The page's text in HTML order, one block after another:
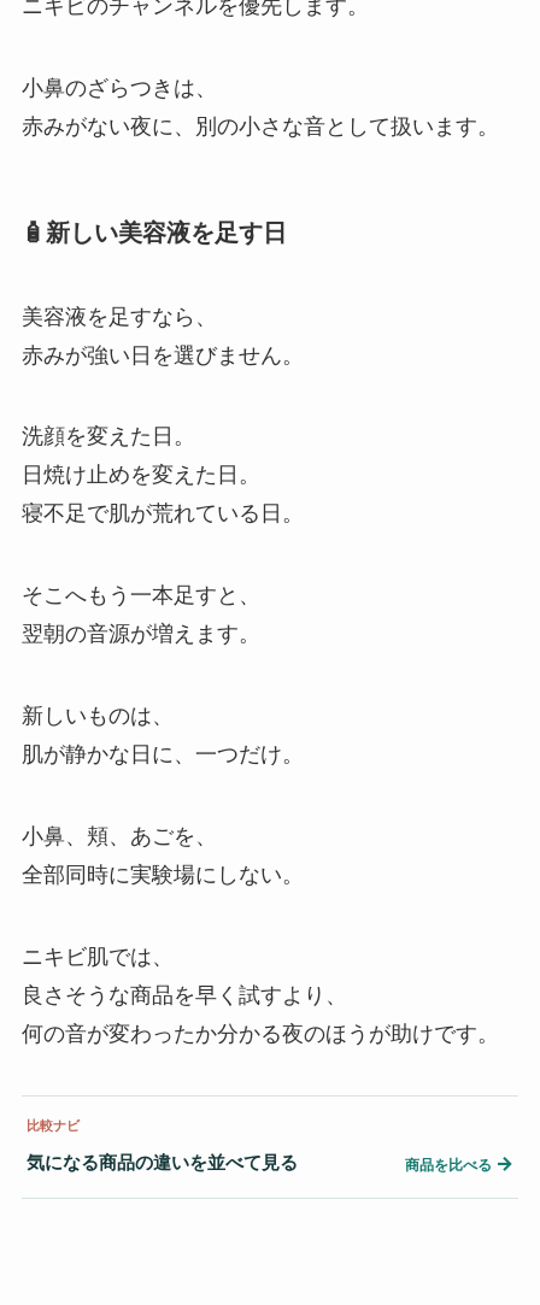
ニキビのチャンネルを優先します。
小鼻のざらつきは、
赤みがない夜に、別の小さな音として扱います。
🧴新しい美容液を足す日
美容液を足すなら、
赤みが強い日を選びません。
洗顔を変えた日。
日焼け止めを変えた日。
寝不足で肌が荒れている日。
そこへもう一本足すと、
翌朝の音源が増えます。
新しいものは、
肌が静かな日に、一つだけ。
小鼻、頬、あごを、
全部同時に実験場にしない。
ニキビ肌では、
良さそうな商品を早く試すより、
何の音が変わったか分かる夜のほうが助けです。
比較ナビ
気になる商品の違いを並べて見る 商品を比べる →